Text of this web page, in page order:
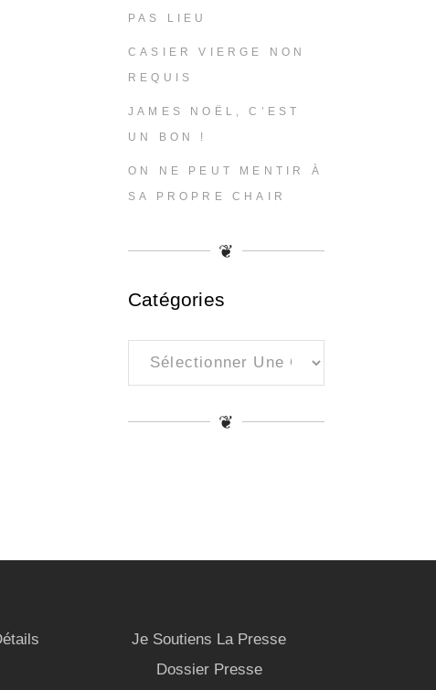
PAS LIEU
CASIER VIERGE NON
REQUIS
JAMES NOËL, C’EST
UN BON !
ON NE PEUT MENTIR À
SA PROPRE CHAIR
❦
Catégories
Catégories
❦
Je Soutiens La Presse
Dossier Presse